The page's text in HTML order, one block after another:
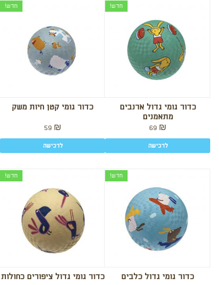
חדש!
כדור גומי קטן חיות משק
59 ₪
לרכישה
חדש!
כדור גומי גדול ארנבים
מתאמנים
69 ₪
לרכישה
חדש!
כדור גומי גדול ציפורים כחולות
חדש!
כדור גומי גדול כלבים